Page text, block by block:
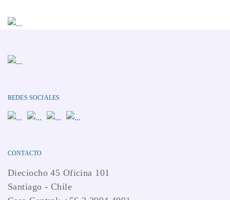
REDES SOCIALES
CONTACTO
Dieciocho 45 Oficina 101
Santiago - Chile